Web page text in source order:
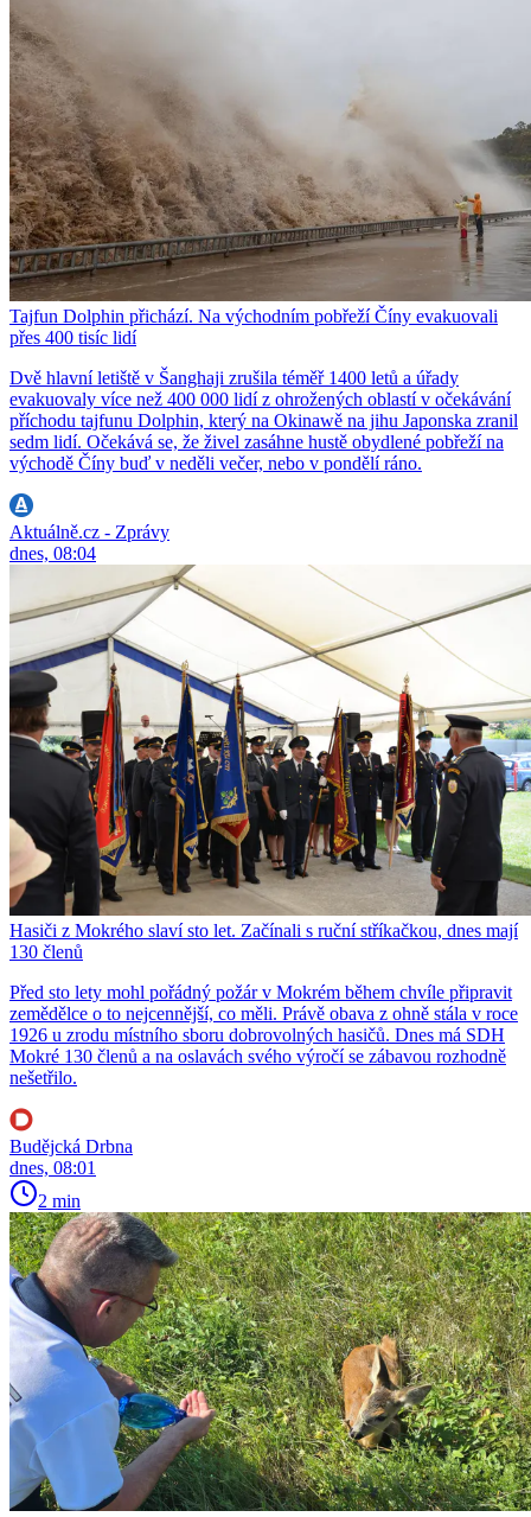
Tajfun Dolphin přichází. Na východním pobřeží Číny evakuovali
přes 400 tisíc lidí
Dvě hlavní letiště v Šanghaji zrušila téměř 1400 letů a úřady
evakuovaly více než 400 000 lidí z ohrožených oblastí v očekávání
příchodu tajfunu Dolphin, který na Okinawě na jihu Japonska zranil
sedm lidí. Očekává se, že živel zasáhne hustě obydlené pobřeží na
východě Číny buď v neděli večer, nebo v pondělí ráno.
Aktuálně.cz - Zprávy
dnes, 08:04
Hasiči z Mokrého slaví sto let. Začínali s ruční stříkačkou, dnes mají
130 členů
Před sto lety mohl pořádný požár v Mokrém během chvíle připravit
zemědělce o to nejcennější, co měli. Právě obava z ohně stála v roce
1926 u zrodu místního sboru dobrovolných hasičů. Dnes má SDH
Mokré 130 členů a na oslavách svého výročí se zábavou rozhodně
nešetřilo.
Budějcká Drbna
dnes, 08:01
2 min